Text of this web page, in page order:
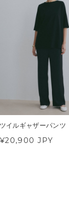
イルギャザーパンツ
JPY